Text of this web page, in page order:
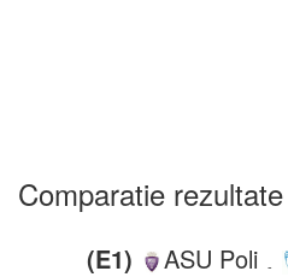
Comparatie rezultate
(E1)
ASU Poli -